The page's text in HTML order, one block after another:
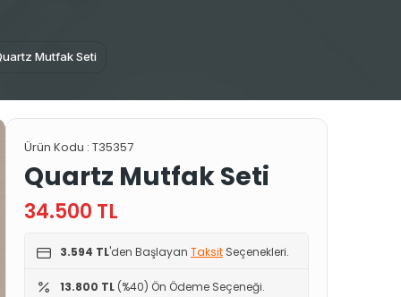
Mutfak Seti
Ürün Kodu : T35357
Quartz Mutfak Seti
34.500 TL
3.594 TL'den Başlayan Taksit Seçenekleri.
13.800 TL (%40) Ön Ödeme Seçeneği.